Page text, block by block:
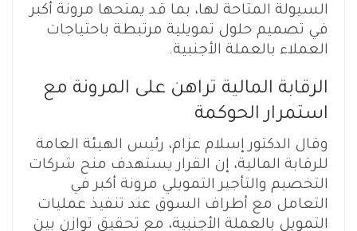
السيولة المتاحة لها، بما قد يمنحها مرونة أكبر
في تصميم حلول تمويلية مرتبطة باحتياجات
العملاء بالعملة الأجنبية.
الرقابة المالية تراهن على المرونة مع
استمرار الحوكمة
وقال الدكتور إسلام عزام، رئيس الهيئة العامة
للرقابة المالية، إن القرار يستهدف منح شركات
التخصيم والتأجير التمويلي مرونة أكبر في
التعامل مع أطراف السوق عند تنفيذ عمليات
التمويل بالعملة الأجنبية، مع تحقيق توازن بين